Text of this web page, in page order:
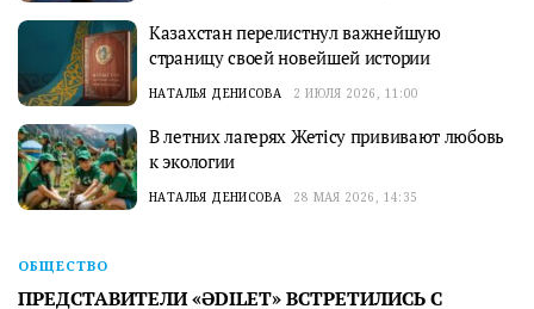
Казахстан перелистнул важнейшую
страницу своей новейшей истории
НАТАЛЬЯ ДЕНИСОВА 2 ИЮЛЯ 2026, 11:00
В летних лагерях Жетісу прививают любовь
к экологии
НАТАЛЬЯ ДЕНИСОВА 28 МАЯ 2026, 14:35
ОБЩЕСТВО
ПРЕДСТАВИТЕЛИ «ӘDILET» ВСТРЕТИЛИСЬ С